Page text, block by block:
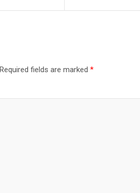
Required fields are marked*